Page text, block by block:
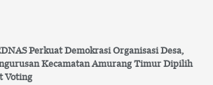
Perkuat Demokrasi Organisasi Desa,
Kecamatan Amurang Timur Dipilih
Voting